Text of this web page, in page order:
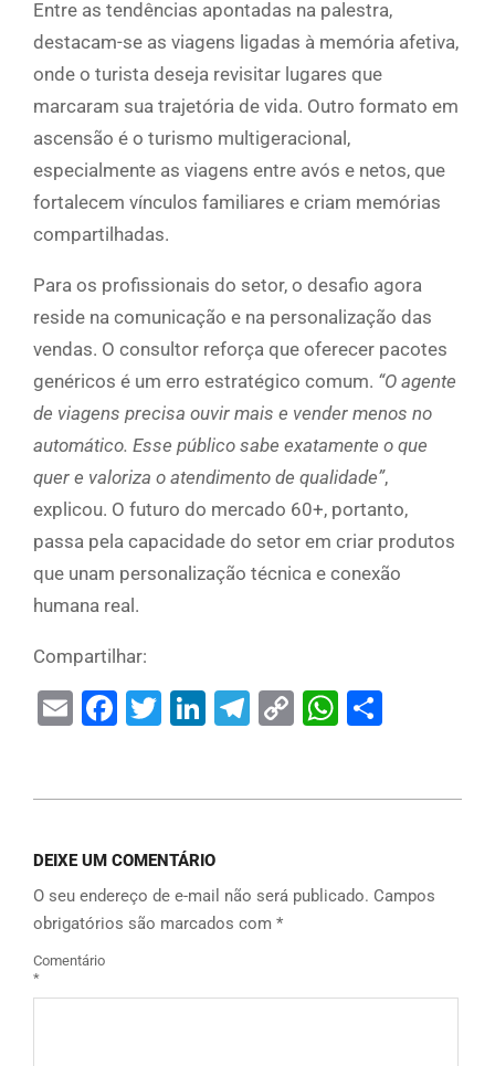
Entre as tendências apontadas na palestra,
destacam-se as viagens ligadas à memória afetiva,
onde o turista deseja revisitar lugares que
marcaram sua trajetória de vida. Outro formato em
ascensão é o turismo multigeracional,
especialmente as viagens entre avós e netos, que
fortalecem vínculos familiares e criam memórias
compartilhadas.
Para os profissionais do setor, o desafio agora
reside na comunicação e na personalização das
vendas. O consultor reforça que oferecer pacotes
genéricos é um erro estratégico comum. “O agente
de viagens precisa ouvir mais e vender menos no
automático. Esse público sabe exatamente o que
quer e valoriza o atendimento de qualidade”,
explicou. O futuro do mercado 60+, portanto,
passa pela capacidade do setor em criar produtos
que unam personalização técnica e conexão
humana real.
Compartilhar:
EmailFacebook
Twitter
LinkedIn
Telegram
Copy
DEIXE UM COMENTÁRIO
O seu endereço de e-mail não será publicado. Campos
obrigatórios são marcados com *
Comentário
*